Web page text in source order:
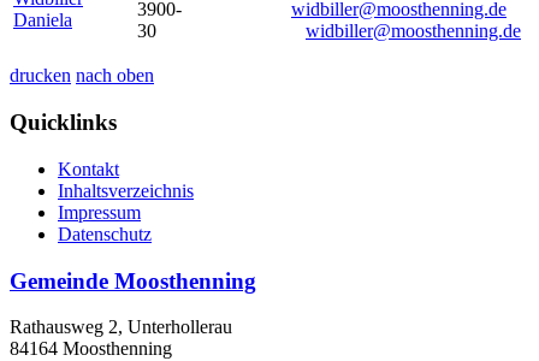
Daniela
3900-
30
widbiller@moosthenning.de
drucken nach oben
Quicklinks
Kontakt
Inhaltsverzeichnis
Impressum
Datenschutz
Gemeinde Moosthenning
Rathausweg 2, Unterhollerau
84164 Moosthenning